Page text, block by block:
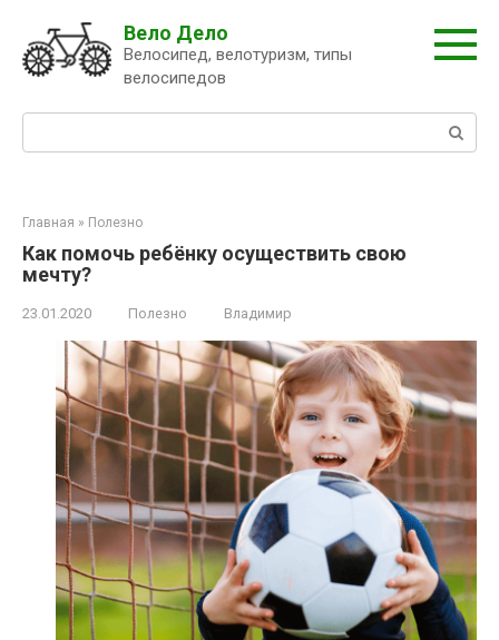
контенту
Вело Дело
Велосипед, велотуризм, типы
велосипедов
Главная » Полезно
Как помочь ребёнку осуществить свою
мечту?
23.01.2020 Полезно Владимир